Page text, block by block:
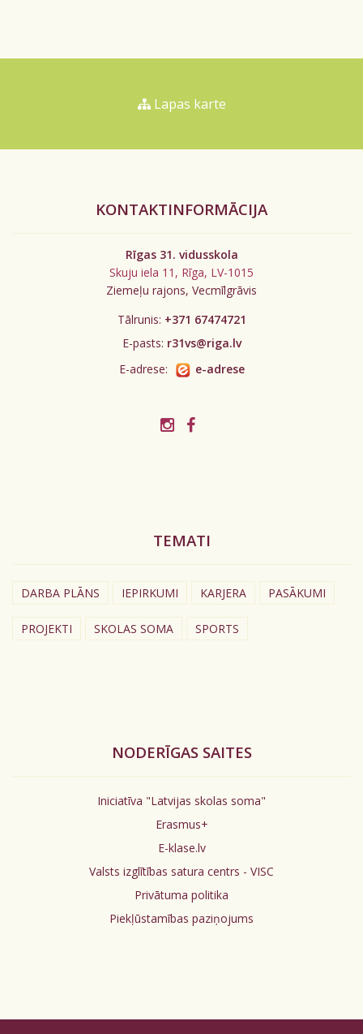
Lapas karte
KONTAKTINFORMĀCIJA
Rīgas 31. vidusskola
Skuju iela 11, Rīga, LV-1015
Ziemeļu rajons, Vecmīlgrāvis
Tālrunis: +371 67474721
E-pasts: r31vs@riga.lv
E-adrese:
e-adrese
TEMATI
DARBA PLĀNS IEPIRKUMI KARJERA PASĀKUMI
PROJEKTI SKOLAS SOMA SPORTS
NODERĪGAS SAITES
Iniciatīva "Latvijas skolas soma"
Erasmus+
E-klase.lv
Valsts izglītības satura centrs - VISC
Privātuma politika
Piekļūstamības paziņojums